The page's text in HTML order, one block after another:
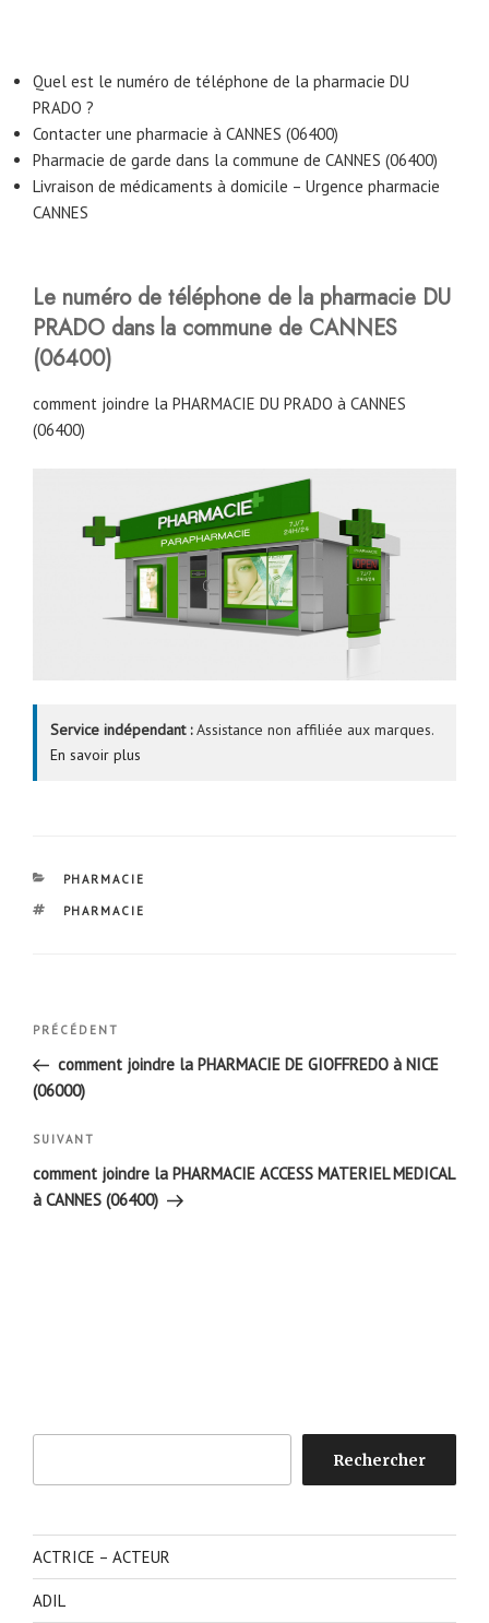
Quel est le numéro de téléphone de la pharmacie DU
PRADO ?
Contacter une pharmacie à CANNES (06400)
Pharmacie de garde dans la commune de CANNES (06400)
Livraison de médicaments à domicile – Urgence pharmacie
CANNES
Le numéro de téléphone de la pharmacie DU
PRADO dans la commune de CANNES
(06400)
comment joindre la PHARMACIE DU PRADO à CANNES
(06400)
Service indépendant :Assistance non affiliée aux marques.
En savoir plus
CATÉGORIES
PHARMACIE
ÉTIQUETTES
PHARMACIE
Navigation
l’article
Article
précédent
PRÉCÉDENT
comment joindre la PHARMACIE DE GIOFFREDO à NICE
(06000)
Article
suivant
SUIVANT
comment joindre la PHARMACIE ACCESS MATERIEL MEDICAL
à CANNES (06400)
Rechercher
ACTRICE – ACTEUR
ADIL